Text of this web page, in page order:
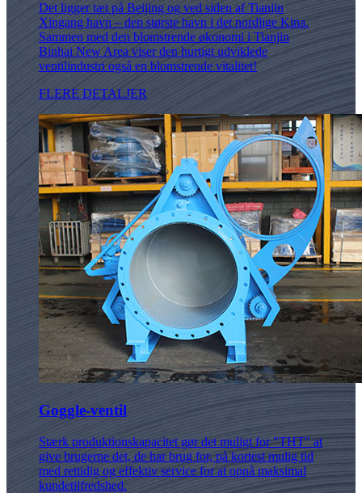
Det ligger tæt på Beijing og ved siden af ​​Tianjin
Xingang havn – den største havn i det nordlige Kina.
Sammen med den blomstrende økonomi i Tianjin
Binhai New Area viser den hurtigt udviklede
ventilindustri også en blomstrende vitalitet!
FLERE DETALJER
Goggle-ventil
Stærk produktionskapacitet gør det muligt for "THT" at
give brugerne det, de har brug for, på kortest mulig tid
med rettidig og effektiv service for at opnå maksimal
kundetilfredshed.